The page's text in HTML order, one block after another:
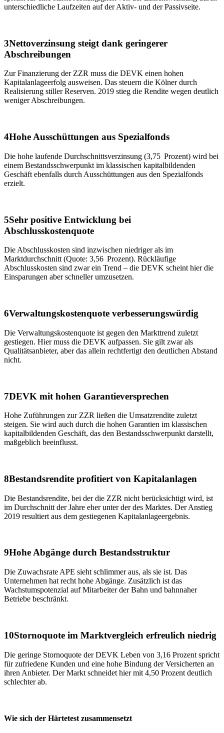
unterschiedliche Laufzeiten auf der Aktiv- und der Passivseite.
3Nettoverzinsung steigt dank geringerer
Abschreibungen
Zur Finanzierung der ZZR muss die DEVK einen hohen
Kapitalanlageerfolg ausweisen. Das steuern die Kölner durch
Realisierung stiller Reserven. 2019 stieg die Rendite wegen deutlich
weniger Abschreibungen.
4Hohe Ausschüttungen aus Spezialfonds
Die hohe laufende Durchschnittsverzinsung (3,75 Prozent) wird bei
einem Bestandsschwerpunkt im klassischen kapitalbildenden
Geschäft ebenfalls durch Ausschüttungen aus den Spezialfonds
erzielt.
5Sehr positive Entwicklung bei
Abschlusskostenquote
Die Abschlusskosten sind inzwischen niedriger als im
Marktdurchschnitt (Quote: 3,56 Prozent). Rückläufige
Abschlusskosten sind zwar ein Trend – die DEVK scheint hier die
Einsparungen aber schneller umzusetzen.
6Verwaltungskostenquote verbesserungswürdig
Die Verwaltungskostenquote ist gegen den Markttrend zuletzt
gestiegen. Hier muss die DEVK aufpassen. Sie gilt zwar als
Qualitätsanbieter, aber das allein rechtfertigt den deutlichen Abstand
nicht.
7DEVK mit hohen Garantieversprechen
Hohe Zuführungen zur ZZR ließen die Umsatzrendite zuletzt
steigen. Sie wird auch durch die hohen Garantien im klassischen
kapitalbildenden Geschäft, das den Bestandsschwerpunkt darstellt,
maßgeblich beeinflusst.
8Bestandsrendite profitiert von Kapitalanlagen
Die Bestandsrendite, bei der die ZZR nicht berücksichtigt wird, ist
im Durchschnitt der Jahre eher unter der des Marktes. Der Anstieg
2019 resultiert aus dem gestiegenen Kapital­anlage­ergebnis.
9Hohe Abgänge durch Bestandsstruktur
Die Zuwachsrate APE sieht schlimmer aus, als sie ist. Das
Unternehmen hat recht hohe Abgänge. Zusätzlich ist das
Wachstumspotenzial auf Mitarbeiter der Bahn und bahnnaher
Betriebe beschränkt.
10Stornoquote im Marktvergleich erfreulich niedrig
Die geringe Stornoquote der DEVK Leben von 3,16 Prozent spricht
für zufriedene Kunden und eine hohe Bindung der Versicherten an
ihren Anbieter. Der Markt schneidet hier mit 4,50 Prozent deutlich
schlechter ab.
Wie sich der Härtetest zusammensetzt